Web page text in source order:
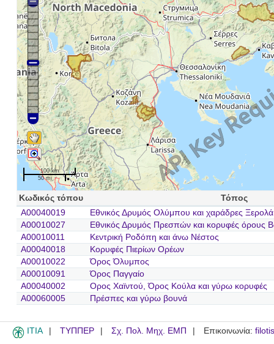
100 km
50 mi
Κωδικός τόπου
Τόπος
A00040019
Εθνικός Δρυμός Ολύμπου και χαράδρες
A00010027
Εθνικός Δρυμός Πρεσπών και κορυφές όρους
A00010011
Κεντρική Ροδόπη και άνω Νέστος
A00040018
Κορυφές Πιερίων Ορέων
A00010022
Όρος Όλυμπος
A00010091
Όρος Παγγαίο
A00040002
Ορος Χαϊντού, Όρος Κούλα και γύρω κορυφές
A00060005
Πρέσπες και γύρω βουνά
ITIA ΤΥΠΠΕΡ Σχ. Πολ. Μηχ. ΕΜΠ Επικοινωνία: